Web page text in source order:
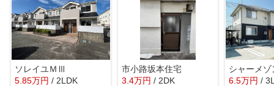
ソレイユＭⅢ
5.85万円 / 2LDK
市小路坂本住宅
3.4万円 / 2DK 6.5万円 /